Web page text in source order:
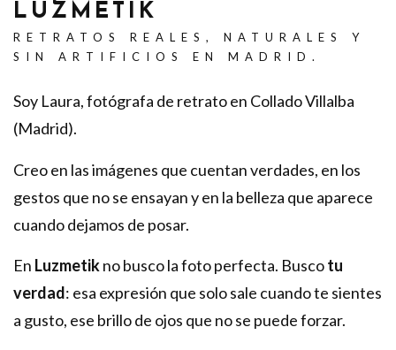
LUZMETIK
RETRATOS REALES, NATURALES Y
SIN ARTIFICIOS EN MADRID.
Soy Laura, fotógrafa de retrato en Collado Villalba
(Madrid).
Creo en las imágenes que cuentan verdades, en los
gestos que no se ensayan y en la belleza que aparece
cuando dejamos de posar.
En Luzmetikno busco la foto perfecta. Buscotu
verdad: esa expresión que solo sale cuando te sientes
a gusto, ese brillo de ojos que no se puede forzar.